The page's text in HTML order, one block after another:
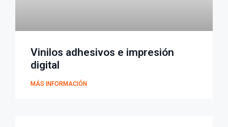
Vinilos adhesivos e impresión
digital
MÁS INFORMACIÓN